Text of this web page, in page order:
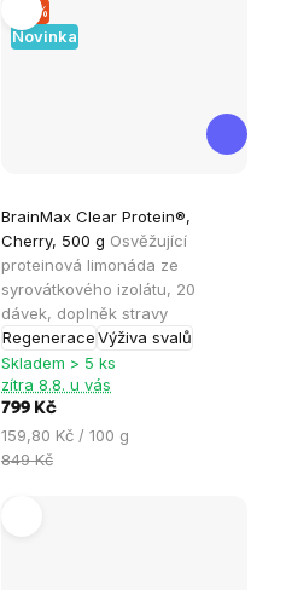
Novinka
–5 %
BrainMax Clear Protein®,
Cherry, 500 g Osvěžující
proteinová limonáda ze
syrovátkového izolátu, 20
dávek, doplněk stravy
RegeneraceVýživa svalů
hodnocení
produktu
je
5,0
z
5
hvězdiček.
Skladem > 5 ks
zítra 8.8. u vás
799 Kč
Měrná
cena:
159,80 Kč / 100 g
849 Kč